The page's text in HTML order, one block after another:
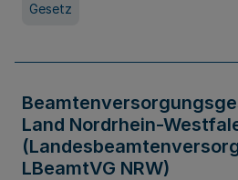
Gesetz
Land Nordrhein-
LBeamtVG NRW)